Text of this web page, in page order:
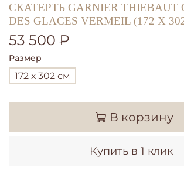
СКАТЕРТЬ GARNIER THIEBAUT
DES GLACES VERMEIL (172 Х
53 500 ₽
Размер
172 х 302 см
В корзину
Купить в 1 клик